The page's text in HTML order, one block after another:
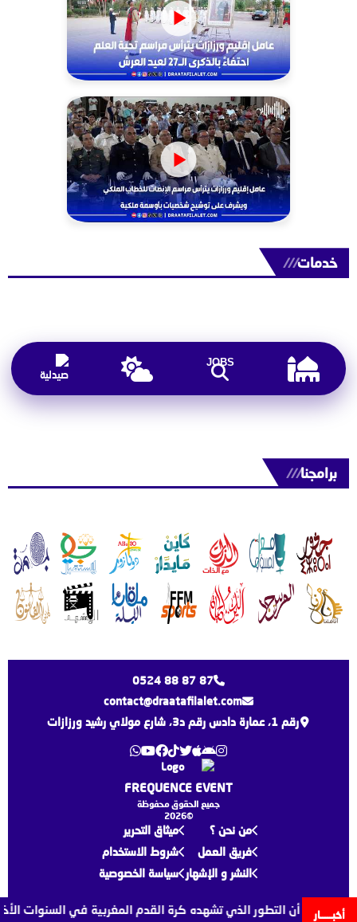
خدمات///
JOBS
برامجنا///
0524 88 87 87
contact@draatafilalet.com
رقم 1، عمارة دادس رقم د3، شارع مولاي رشيد ورزازات
FREQUENCE EVENT
جميع الحقوق محفوظة
©2026
من نحن ؟
فريق العمل
النشر و الإشهار
ميثاق التحرير
شروط الاستخدام
سياسة الخصوصية
أخبـــــار
لقجع أن التطور الذي تشهده كرة القدم المغربية في السنوات